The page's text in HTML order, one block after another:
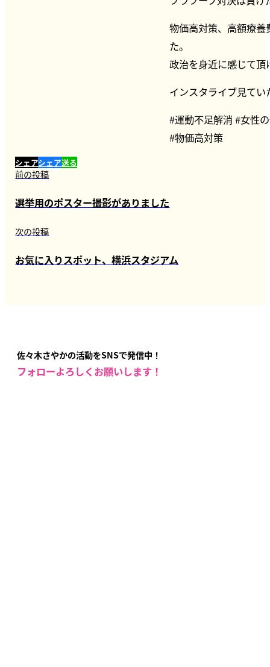
物価高対策、高額療
た。
政治を身近に感じて頂
インスタライブ見て
#運動不足解消 #女性
#物価高対策
シェアシェア送る
前の投稿
選挙用のポスター撮影がありました
次の投稿
お気に入りスポット、横浜スタジアム
佐々木さやかの活動をSNSで発信中！
フォローよろしくお願いします！